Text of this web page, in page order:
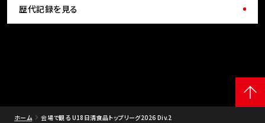
歴代記録を見る
ホーム 会場で観る U18日清食品トップリーグ2026 Div.2